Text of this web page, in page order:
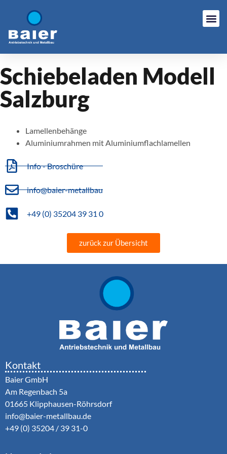
Schiebeladen Modell
Salzburg
Lamellenbehänge
Aluminiumrahmen mit Aluminiumflachlamellen
Info - Broschüre
info@baier-metallbau
+49 (0) 35204 39 31 0
zurück zur Übersicht
Kontakt
Baier GmbH
Am Regenbach 5a
01665 Klipphausen-Röhrsdorf
info@baier-metallbau.de
+49 (0) 35204 / 39 31-0